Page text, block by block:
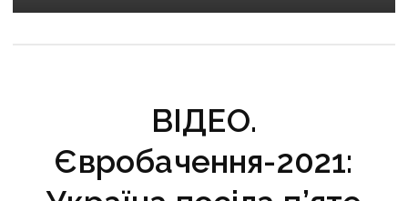
ВІДЕО.
Євробачення-2021: